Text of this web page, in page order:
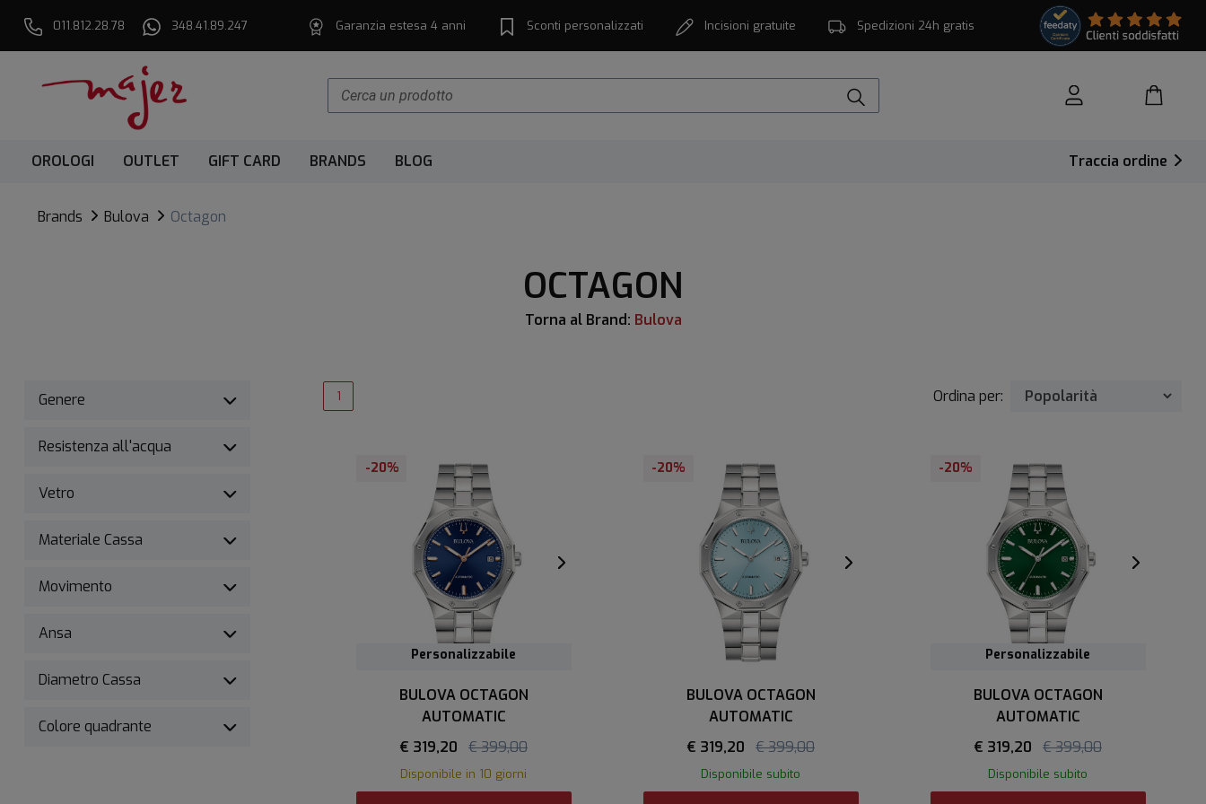
011.812.28.78 348.41.89.247 Garanzia estesa 4 anni Sconti personalizzati Incisioni gratuite Spedizioni 24h gratis
OROLOGI OUTLET GIFT CARD BRANDS BLOG Traccia ordine
Brands Bulova Octagon
OCTAGON
Torna al Brand: Bulova
Genere
Resistenza all'acqua
Vetro
Materiale Cassa
Movimento
Ansa
Diametro Cassa
Colore quadrante
1 Ordina per:
-20%
Personalizzabile
BULOVA OCTAGON
AUTOMATIC
€ 319,20
€ 399,00
Disponibile in 10 giorni
-20%
BULOVA OCTAGON
AUTOMATIC
€ 319,20
€ 399,00
Disponibile subito
-20%
Personalizzabile
BULOVA OCTAGON
AUTOMATIC
€ 319,20
€ 399,00
Disponibile subito